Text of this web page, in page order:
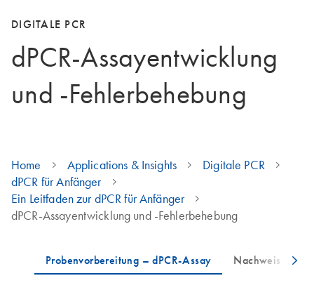
DIGITALE PCR
dPCR-Assayentwicklung
und -Fehlerbehebung
Home Applications & Insights
Digitale PCR
dPCR für Anfänger
Ein Leitfaden zur dPCR für Anfänger
dPCR-Assayentwicklung und -Fehlerbehebung